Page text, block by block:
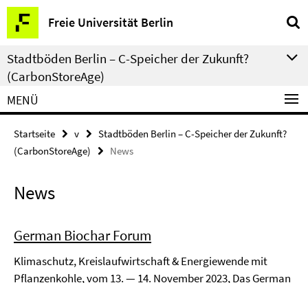
Springe
direkt
zu
Inhalt
Freie Universität Berlin
Service-
Navigation
Stadtböden Berlin – C-Speicher der Zukunft?
(CarbonStoreAge)
MENÜ
Startseite v
Stadtböden Berlin – C-Speicher der Zukunft?
(CarbonStoreAge)
News
News
German Biochar Forum
Klimaschutz, Kreislaufwirtschaft & Energiewende mit
Pflanzenkohle, vom 13. — 14. November 2023, Das German